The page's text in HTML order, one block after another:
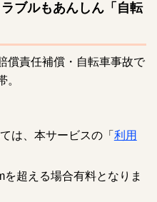
ブルもあんしん「自転
償責任補償・自転車事故で
。
は、本サービスの「 利用
超える場合有料となりま